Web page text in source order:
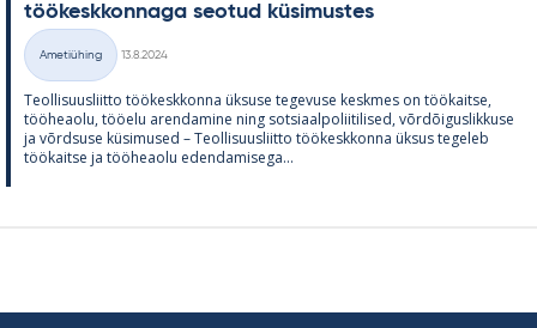
töö­kesk­kon­naga seo­tud kü­si­mus­tes
Kategooriad
Ametiühing
13.8.2024
Teol­li­suus­liitto töö­kesk­konna ük­suse te­ge­vuse kesk­mes on töö­kaitse,
töö­heaolu, töö­elu aren­da­mine ning sot­si­aal­po­lii­ti­li­sed, võrdõi­gus­lik­kuse
ja võrd­suse kü­si­mused – Teol­li­suus­liitto töö­kesk­konna ük­sus te­ge­leb
töö­kaitse ja töö­heaolu eden­da­mi­sega...